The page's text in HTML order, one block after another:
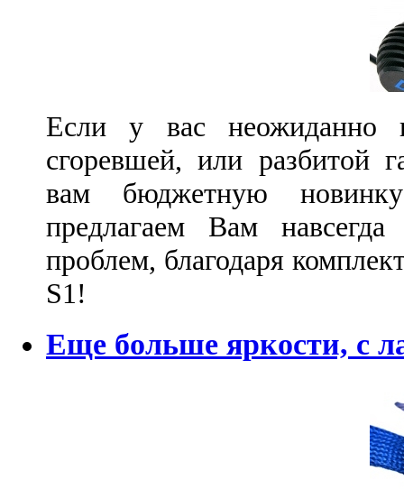
Если у вас неожиданно
сгоревшей, или разбитой
вам бюджетную
предлагаем Вам
проблем, благодаря
S1!
Еще больше яркости, с